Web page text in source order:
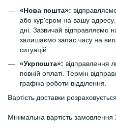
«Нова пошта»:
або кур'єром на вашу
дні. Зазвичай відправляємо
залишаємо запас часу на
ситуацій.
«Укрпошта»: відправлення
повній оплаті. Термін
графіка роботи відділення.
Вартість доставки
Мінімальна вартість замовлення